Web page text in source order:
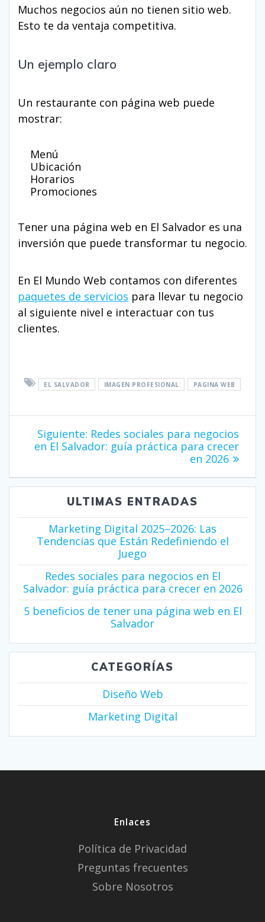
Muchos negocios aún no tienen sitio web.
Esto te da ventaja competitiva.
Un ejemplo claro
Un restaurante con página web puede
mostrar:
Menú
Ubicación
Horarios
Promociones
Tener una página web en El Salvador es una
inversión que puede transformar tu negocio.
En El Mundo Web contamos con diferentes
paquetes de servicios para llevar tu negocio
al siguiente nivel e interactuar con tus
clientes.
EL SALVADOR IMAGEN PROFESIONAL PAGINA WEB
Navegación
entradas
Siguiente: Siguiente
entrada:
Redes sociales para negocios
en El Salvador: guía práctica para crecer
en 2026
ULTIMAS ENTRADAS
Marketing Digital 2025–2026: Las
Tendencias que Están Redefiniendo el
Juego
Redes sociales para negocios en El
Salvador: guía práctica para crecer en 2026
5 beneficios de tener una página web en El
Salvador
CATEGORÍAS
Diseño Web
Marketing Digital
Enlaces
Política de Privacidad
Preguntas frecuentes
Sobre Nosotros